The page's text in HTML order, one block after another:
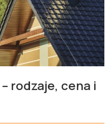
rodzaje, cena i